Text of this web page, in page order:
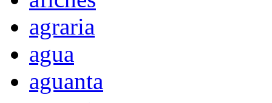
agraria
agua
aguanta